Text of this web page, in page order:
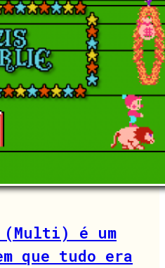
é um
que tudo era